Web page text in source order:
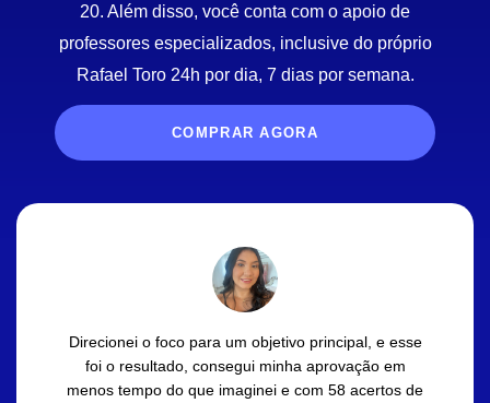
20. Além disso, você conta com o apoio de
professores especializados, inclusive do próprio
Rafael Toro 24h por dia, 7 dias por semana.
COMPRAR AGORA
Direcionei o foco para um objetivo principal, e esse
foi o resultado, consegui minha aprovação em
menos tempo do que imaginei e com 58 acertos de